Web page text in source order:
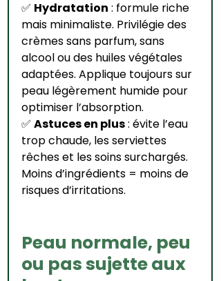
✅ Hydratation : formule riche
mais minimaliste. Privilégie des
crèmes sans parfum, sans
alcool ou des huiles végétales
adaptées. Applique toujours sur
peau légèrement humide pour
optimiser l’absorption.
✅ Astuces en plus : évite l’eau
trop chaude, les serviettes
rêches et les soins surchargés.
Moins d’ingrédients = moins de
risques d’irritations.
Peau normale, peu
ou pas sujette aux